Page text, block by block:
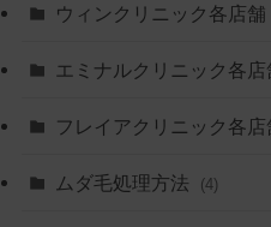
ウィンクリニック各店舗
エミナルクリニック各店
フレイアクリニック各店
ムダ毛処理方法 (4)